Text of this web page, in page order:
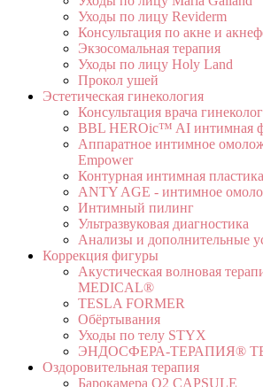
Уходы по лицу Reviderm
Консультация по акне и
Экзосомальная терапия
Уходы по лицу Holy Land
Прокол ушей
Эстетическая гинекология
Консультация врача
BBL HEROic™ AI интимная
Аппаратное интимное
Empower
Контурная интимная пластика
ANTY AGE - интимное
Интимный пилинг
Ультразвуковая диагностика
Анализы и дополнительные
Коррекция фигуры
Акустическая волновая
MEDICAL®
TESLA FORMER
Обёртывания
Уходы по телу STYX
ЭНДОСФЕРА-ТЕРАПИЯ®
Оздоровительная терапия
Барокамера O2 CAPSULE